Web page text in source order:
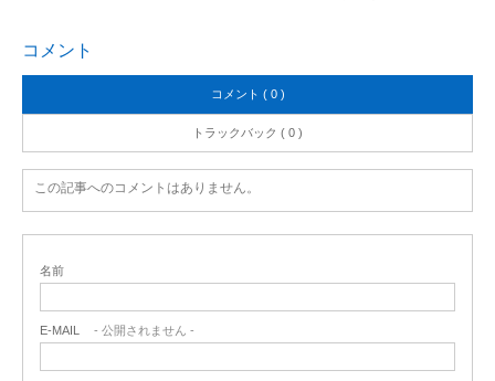
コメント
コメント ( 0 )
トラックバック ( 0 )
この記事へのコメントはありません。
名前
E-MAIL - 公開されません -